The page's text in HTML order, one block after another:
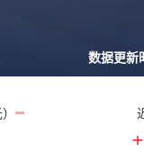
数据更新